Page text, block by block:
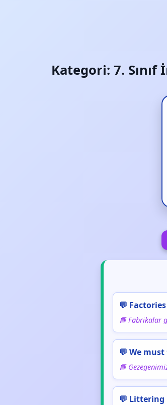
Kategori: 7.
💬
📘 Fabrikalar
💬 We
📘
💬 Littering